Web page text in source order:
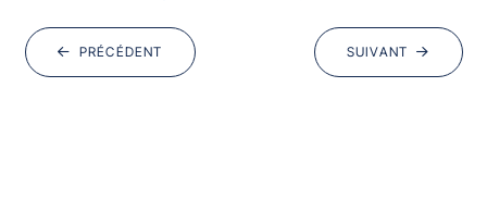
PRÉCÉDENT SUIVANT